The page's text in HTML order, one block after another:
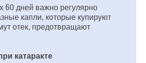
60 дней важно регулярно
капли, которые купируют
отек, предотвращают
катаракте